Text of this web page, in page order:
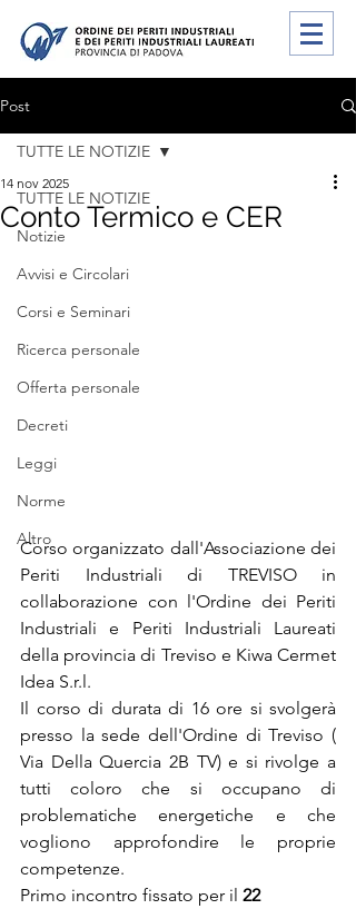
Post
TUTTE LE NOTIZIE
Notizie
Avvisi e Circolari
Corsi e Seminari
Ricerca personale
Offerta personale
Decreti
Leggi
Norme
Altro
TUTTE LE NOTIZIE
Conto Termico e CER
14 nov 2025
Corso organizzato dall'Associazione dei
Periti Industriali di TREVISO in
collaborazione con l'Ordine dei Periti
Industriali e Periti Industriali Laureati
della provincia di Treviso e Kiwa Cermet
Idea S.r.l.
Il corso di durata di 16 ore si svolgerà
presso la sede dell'Ordine di Treviso (
Via Della Quercia 2B TV) e si rivolge a
tutti coloro che si occupano di
problematiche energetiche e che
vogliono approfondire le proprie
competenze.
Primo incontro fissato per il 22